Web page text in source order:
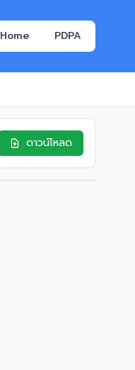
Home PDPA
ดาวน์โหลด